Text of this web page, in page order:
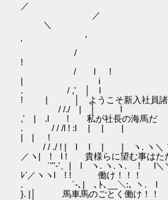
／ `‐
＼
,
'
/
!
/ l
| i
. / ,'
! | │ ようこそ新入社員諸
/ /./ | │ l
,' | .l ! 私が社長の海馬だ
. / / /l ! :l | | |
| | !
/ / ./ ! | l l | | ヽ. ヽ＼ ＼
／ヽ| ! l ! 貴様らに望む事はた
`'''‐'、| l ヽ. ヽ.ヽ. ! l＼＼`‐
ﾚ'／ヽヽl ! ! 働け！！！
. `‐､| ､ﾄ､__＼:､ ヽ. l トｰz､
}. |│ 馬車馬のごとく働け！！